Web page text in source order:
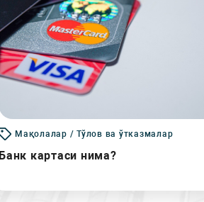
Мақолалар / Тўлов ва ўтказмалар
Банк картаси нима?